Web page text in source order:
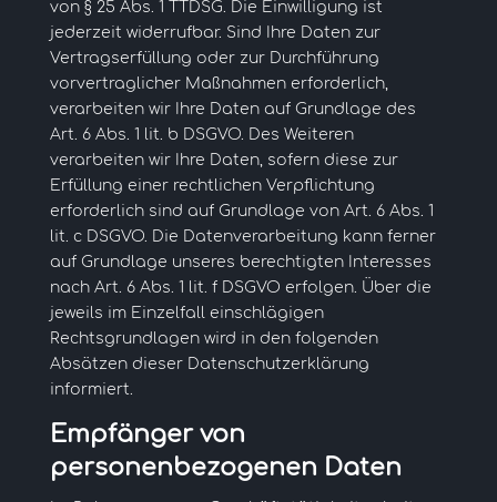
von § 25 Abs. 1 TTDSG. Die Einwilligung ist
jederzeit widerrufbar. Sind Ihre Daten zur
Vertragserfüllung oder zur Durchführung
vorvertraglicher Maßnahmen erforderlich,
verarbeiten wir Ihre Daten auf Grundlage des
Art. 6 Abs. 1 lit. b DSGVO. Des Weiteren
verarbeiten wir Ihre Daten, sofern diese zur
Erfüllung einer rechtlichen Verpflichtung
erforderlich sind auf Grundlage von Art. 6 Abs. 1
lit. c DSGVO. Die Datenverarbeitung kann ferner
auf Grundlage unseres berechtigten Interesses
nach Art. 6 Abs. 1 lit. f DSGVO erfolgen. Über die
jeweils im Einzelfall einschlägigen
Rechtsgrundlagen wird in den folgenden
Absätzen dieser Datenschutzerklärung
informiert.
Empfänger von
personenbezogenen Daten